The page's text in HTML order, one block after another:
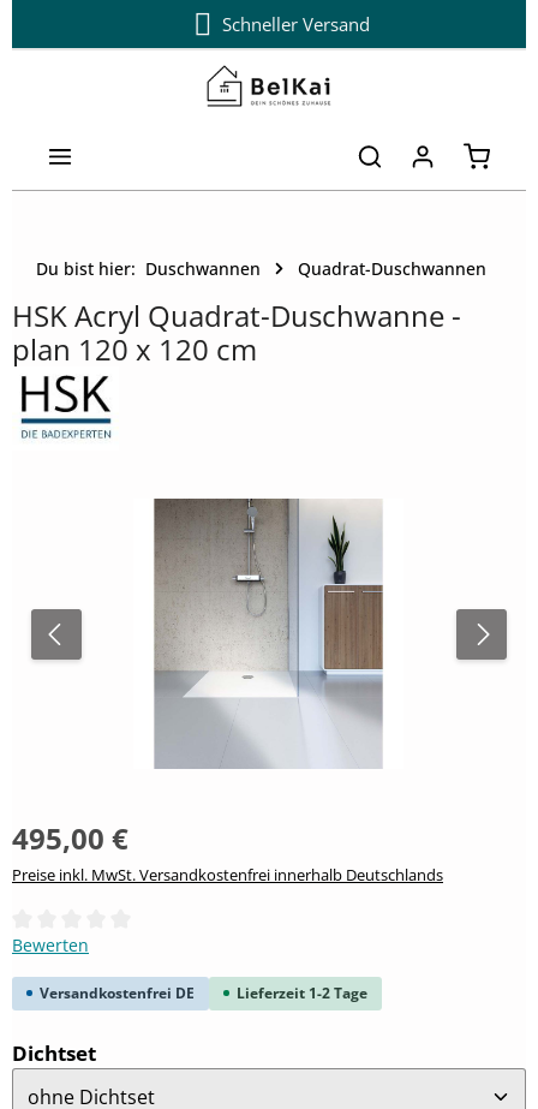
Zum Hauptinhalt springenSchneller Versand
14 Tage kostenloser Umtausch
Du bist hier: Duschwannen Quadrat-Duschwannen
HSK Acryl Quadrat-Duschwanne -
plan 120 x 120 cm
495,00 €
Preise inkl. MwSt. Versandkostenfrei innerhalb Deutschlands
Durchschnittliche Bewertung von 0 von 5 Sternen
Bewerten
Versandkostenfrei DE Lieferzeit 1-2 Tage
Dichtsetauswählen